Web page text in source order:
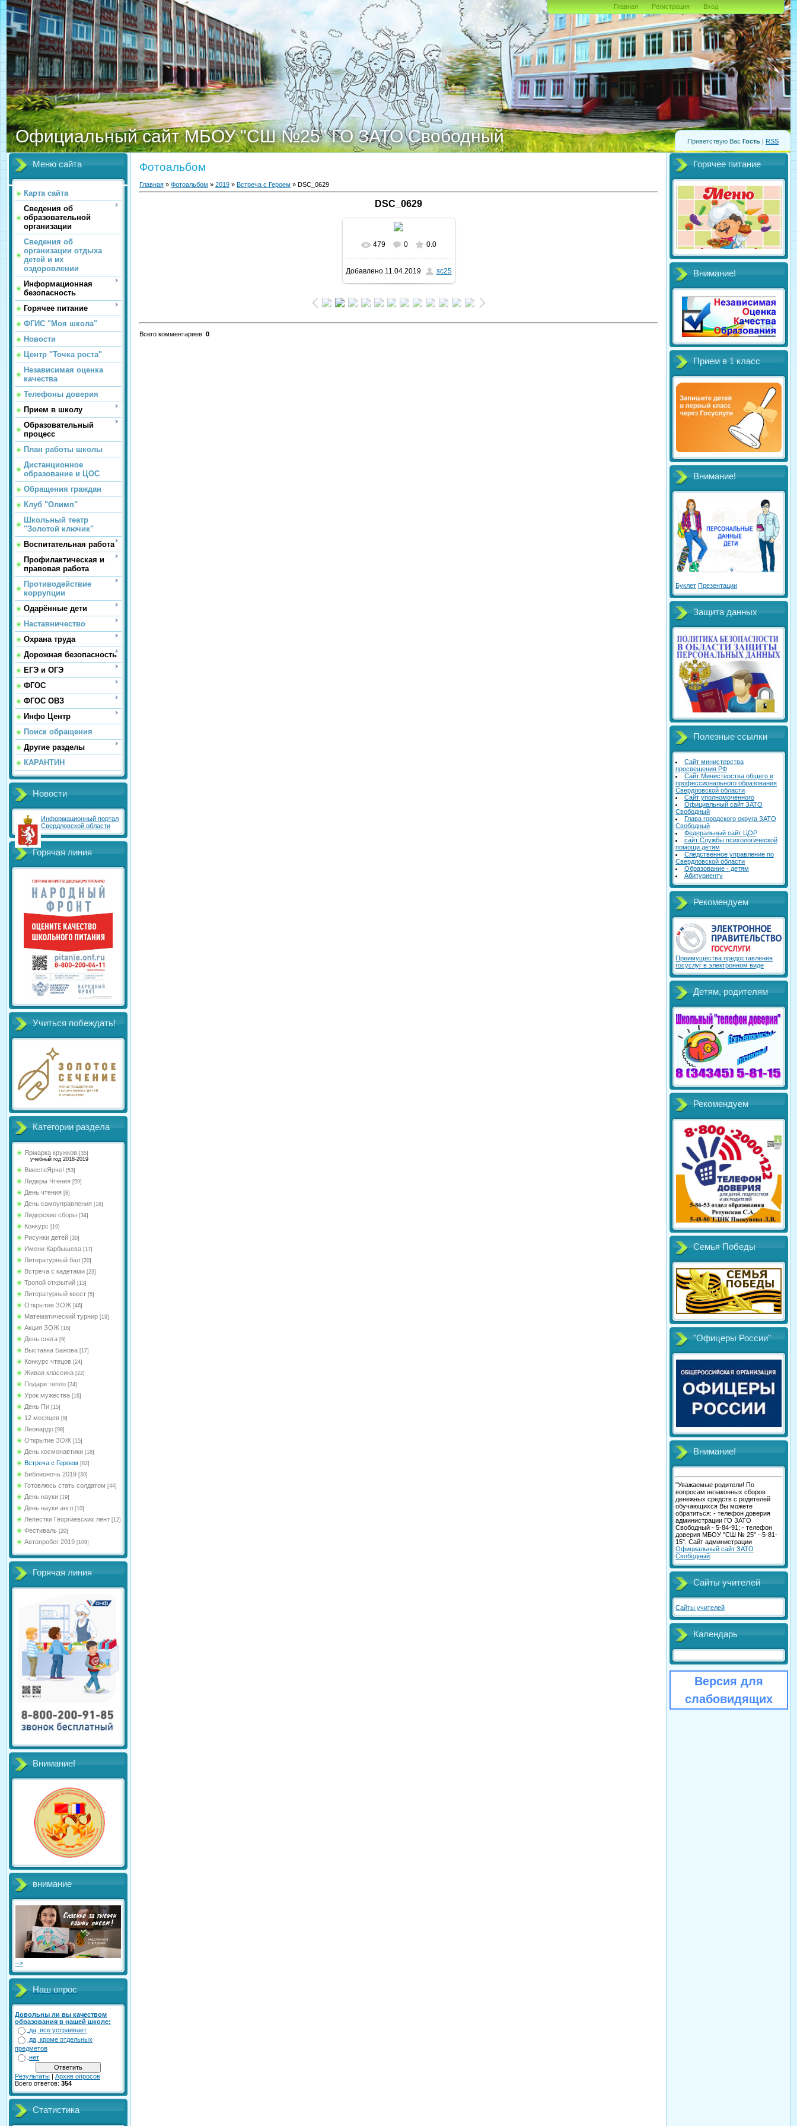
Приветствую Вас Гость | RSS
Официальный сайт МБОУ "СШ №25" ГО ЗАТО Свободный
Главная Регистрация Вход
Меню сайта
Карта сайта
Сведения об
образовательной
организации
Сведения об
организации отдыха
детей и их
оздоровлении
Информационная
безопасность
Горячее питание
ФГИС "Моя школа"
Новости
Центр "Точка роста"
Независимая оценка
качества
Телефоны доверия
Прием в школу
Образовательный
процесс
План работы школы
Дистанционное
образование и ЦОС
Обращения граждан
Клуб "Олимп"
Школьный театр
"Золотой ключик"
Воспитательная работа
Профилактическая и
правовая работа
Противодействие
коррупции
Одарённые дети
Наставничество
Охрана труда
Дорожная безопасность
ЕГЭ и ОГЭ
ФГОС
ФГОС ОВЗ
Инфо Центр
Поиск обращения
Другие разделы
КАРАНТИН
Новости
Информационный портал
Свердловской области
Горячая линия
Учиться побеждать!
Категории раздела
Ярмарка кружков [35]
учебный год 2018-2019
ВместеЯрче! [53]
Лидеры Чтения [59]
День чтения [8]
День самоуправления [16]
Лидерские сборы [34]
Конкурс [19]
Рисунки детей [30]
Имени Карбышева [17]
Литературный бал [20]
Встреча с кадетами [23]
Тропой открытий [13]
Литературный квест [5]
Открытие ЗОЖ [46]
Математический турнир [19]
Акция ЗОЖ [16]
День снега [9]
Выставка Бажова [17]
Конкурс чтецов [24]
Живая классика [22]
Подари тепло [24]
Урок мужества [16]
День Пи [15]
12 месяцев [9]
Леонардо [98]
Открытие ЗОЖ [15]
День космонавтики [18]
Встреча с Героем [82]
Библионочь 2019 [30]
Готовлюсь стать солдатом [44]
День науки [19]
День науки англ [10]
Лепестки Георгиевских лент [12]
Фестиваль [20]
Автопробег 2019 [109]
Горячая линия
Внимание!
внимание
-->
Наш опрос
Довольны ли вы качеством
образования в нашей школе:
да, все устраивает
да, кроме отдельных
предметов
нет
Результаты | Архив опросов
Всего ответов: 354
Статистика
Фотоальбом
Главная » Фотоальбом » 2019 » Встреча с Героем » DSC_0629
DSC_0629
В реальном размере
1024x681 / 378.6Kb
479 0 0.0
Добавлено11.04.2019 sc25
Всего комментариев: 0
Горячее питание
Внимание!
Прием в 1 класс
Внимание!
Буклет Презентации
Защита данных
Полезные ссылки
Сайт министерства
просвещения РФ
Сайт Министерства общего и
профессионального образования
Свердловской области
Сайт уполномоченного
Официальный сайт ЗАТО
Свободный
Глава городского округа ЗАТО
Свободный
Федеральный сайт ЦОР
сайт Службы психологической
помощи детям
Следственное управление по
Свердловской области
Образование - детям
Абитуриенту
Рекомендуем
Преимущества предоставления
госуслуг в электронном виде
Детям, родителям
Рекомендуем
Семья Победы
"Офицеры России"
Внимание!
"Уважаемые родители! По
вопросам незаконных сборов
денежных средств с родителей
обучающихся Вы можете
обратиться: - телефон доверия
администрации ГО ЗАТО
Свободный - 5-84-91; - телефон
доверия МБОУ "СШ № 25" - 5-81-
15". Сайт администрации
Официальный сайт ЗАТО
Свободный
Сайты учителей
Сайты учителей
Календарь
Версия для
слабовидящих